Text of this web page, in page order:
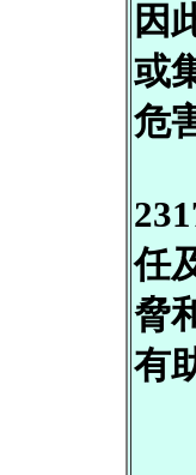
因
或
危
任
脅
有